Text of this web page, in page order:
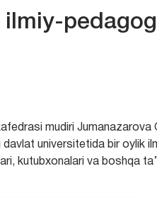
ilmiy-
mudiri Jumanazarova
universitetida bir oylik
kutubxonalari va boshqa